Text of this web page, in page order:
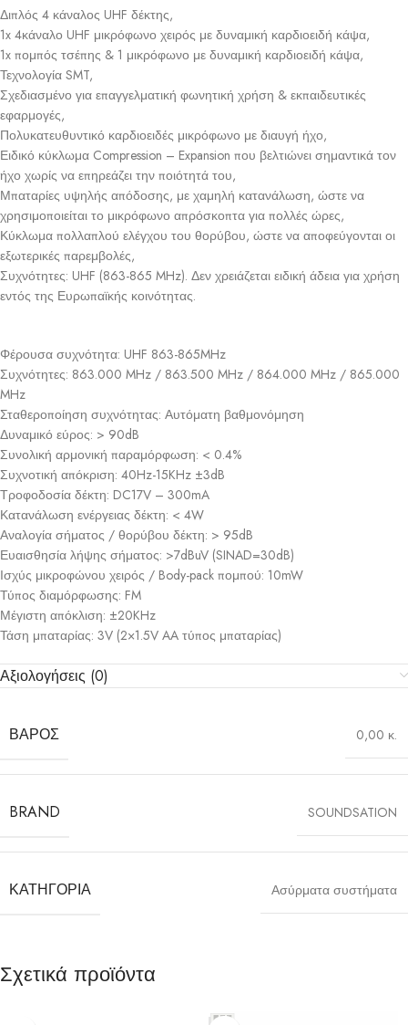
Διπλός 4 κάναλος UHF δέκτης,
1x 4κάναλο UHF μικρόφωνο χειρός με δυναμική καρδιοειδή κάψα,
1x πομπός τσέπης & 1 μικρόφωνο με δυναμική καρδιοειδή κάψα,
Τεχνολογία SMT,
Σχεδιασμένο για επαγγελματική φωνητική χρήση & εκπαιδευτικές
εφαρμογές,
Πολυκατευθυντικό καρδιοειδές μικρόφωνο με διαυγή ήχο,
Ειδικό κύκλωμα Compression – Expansion που βελτιώνει σημαντικά τον
ήχο χωρίς να επηρεάζει την ποιότητά του,
Μπαταρίες υψηλής απόδοσης, με χαμηλή κατανάλωση, ώστε να
χρησιμοποιείται το μικρόφωνο απρόσκοπτα για πολλές ώρες,
Κύκλωμα πολλαπλού ελέγχου του θορύβου, ώστε να αποφεύγονται οι
εξωτερικές παρεμβολές,
Συχνότητες: UHF (863-865 MHz). Δεν χρειάζεται ειδική άδεια για χρήση
εντός της Ευρωπαϊκής κοινότητας.
Φέρουσα συχνότητα: UHF 863-865MHz
Συχνότητες: 863.000 MHz / 863.500 MHz / 864.000 MHz / 865.000
MHz
Σταθεροποίηση συχνότητας: Αυτόματη βαθμονόμηση
Δυναμικό εύρος: > 90dB
Συνολική αρμονική παραμόρφωση: < 0.4%
Συχνοτική απόκριση: 40Hz-15KHz ±3dB
Τροφοδοσία δέκτη: DC17V – 300mA
Κατανάλωση ενέργειας δέκτη: < 4W
Αναλογία σήματος / θορύβου δέκτη: > 95dB
Ευαισθησία λήψης σήματος: >7dBuV (SINAD=30dB)
Ισχύς μικροφώνου χειρός / Body-pack πομπού: 10mW
Τύπος διαμόρφωσης: FM
Μέγιστη απόκλιση: ±20KHz
Τάση μπαταρίας: 3V (2×1.5V AA τύπος μπαταρίας)
Αξιολογήσεις (0)
ΒΆΡΟΣ 0,00 κ.
BRAND SOUNDSATION
ΚΑΤΗΓΟΡΊΑ Ασύρματα συστήματα
Σχετικά προϊόντα